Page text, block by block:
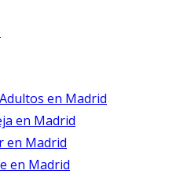
en Madrid
en Madrid
en Madrid
en Madrid